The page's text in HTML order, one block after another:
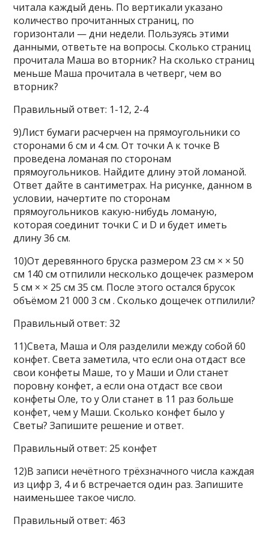
читала каждый день. По вертикали указано
количество прочитанных страниц, по
горизонтали — дни недели. Пользуясь этими
данными, ответьте на вопросы. Сколько страниц
прочитала Маша во вторник? На сколько страниц
меньше Маша прочитала в четверг, чем во
вторник?
Правильный ответ: 1-12, 2-4
9)Лист бумаги расчерчен на прямоугольники со
сторонами 6 см и 4 см. От точки А к точке В
проведена ломаная по сторонам
прямоугольников. Найдите длину этой ломаной.
Ответ дайте в сантиметрах. На рисунке, данном в
условии, начертите по сторонам
прямоугольников какую-нибудь ломаную,
которая соединит точки C и D и будет иметь
длину 36 см.
10)От деревянного бруска размером 23 см × × 50
см 140 см отпилили несколько дощечек размером
5 см × × 25 см 35 см. После этого остался брусок
объёмом 21 000 3 см . Сколько дощечек отпилили?
Правильный ответ: 32
11)Света, Маша и Оля разделили между собой 60
конфет. Света заметила, что если она отдаст все
свои конфеты Маше, то у Маши и Оли станет
поровну конфет, а если она отдаст все свои
конфеты Оле, то у Оли станет в 11 раз больше
конфет, чем у Маши. Сколько конфет было у
Светы? Запишите решение и ответ.
Правильный ответ: 25 конфет
12)В записи нечётного трёхзначного числа каждая
из цифр 3, 4 и 6 встречается один раз. Запишите
наименьшее такое число.
Правильный ответ: 463